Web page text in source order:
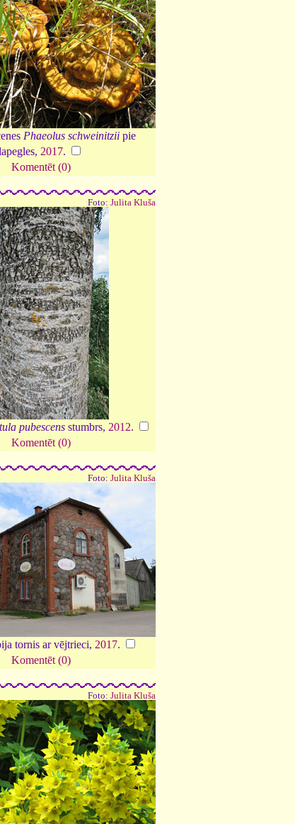
Phaeolus schweinitzii pie
2017.
Komentēt (0)
Foto: Julita Kluša
pubescensstumbrs, 2012.
Komentēt (0)
Foto: Julita Kluša
tornis ar vējtrieci, 2017.
Komentēt (0)
Foto: Julita Kluša